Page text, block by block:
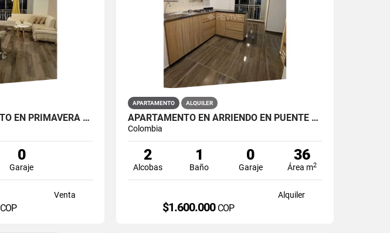
SE VENDE APARTAMENTO EN PRIMAVERA 6-39 ET 2 PUENTE ARANDA
0
Garaje
Venta
COP
APARTAMENTO ALQUILER
APARTAMENTO EN ARRIENDO EN PUENTE ARANDA PRIMAVERA 6-39
Colombia
2
Alcobas
1
Baño
0
Garaje
36
Área m2
Alquiler
$1.600.000 COP